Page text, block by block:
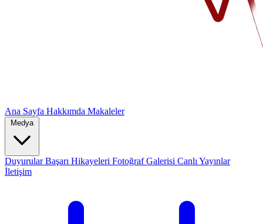
Ana Sayfa Hakkımda Makaleler
Medya
DuyurularBaşarı Hikayeleri Fotoğraf Galerisi Canlı Yayınlar
İletişim